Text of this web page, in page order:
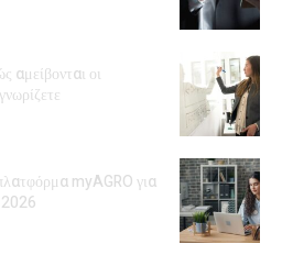
αμείβονται οι
myAGRO για
2026